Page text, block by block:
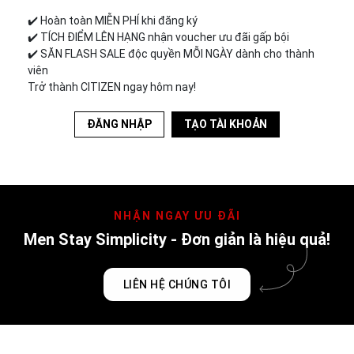
✔️︎ Hoàn toàn MIỄN PHÍ khi đăng ký
✔️︎ TÍCH ĐIỂM LÊN HẠNG nhận voucher ưu đãi gấp bội
✔️︎ SĂN FLASH SALE độc quyền MỖI NGÀY dành cho thành
viên
Trở thành CITIZEN ngay hôm nay!
ĐĂNG NHẬP TẠO TÀI KHOẢN
NHẬN NGAY ƯU ĐÃI
Men Stay Simplicity - Đơn giản là hiệu quả!
LIÊN HỆ CHÚNG TÔI